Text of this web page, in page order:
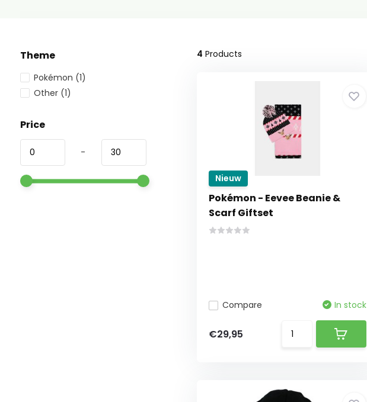
Theme
Pokémon (1)
Other (1)
Price
-
4 Products
Nieuw
Pokémon - Eevee Beanie &
Scarf Giftset
Compare In stock
€29,95